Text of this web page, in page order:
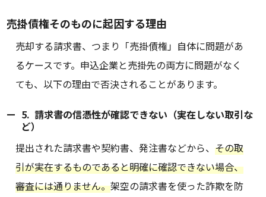
売掛債権そのものに起因する理由
売却する請求書、つまり「売掛債権」自体に問題があ
るケースです。申込企業と売掛先の両方に問題がなく
ても、以下の理由で否決されることがあります。
5. 請求書の信憑性が確認できない（実在しない取引な
ど）
提出された請求書や契約書、発注書などから、その取
引が実在するものであると明確に確認できない場合、
審査には通りません。架空の請求書を使った詐欺を防